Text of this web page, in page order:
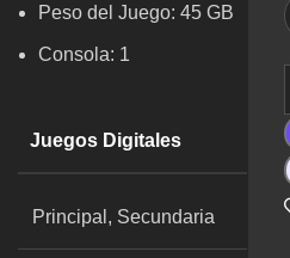
Peso del Juego: 45 GB
Consola: 1
Juegos Digitales
Principal, Secundaria